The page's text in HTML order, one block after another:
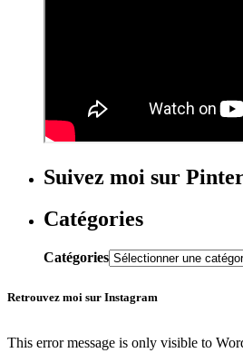
Suivez moi sur
Catégories
Catégories
Retrouvez moi sur Instagram
This error message is only visible to